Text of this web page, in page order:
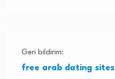
Geri bildirim:
free arab dating sites